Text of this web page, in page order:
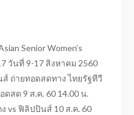
Senior Women’s
วันที่ 9-17 สิงหาคม 2560
ถ่ายทอดสดทาง ไทยรัฐทีวี
สด 9 ส.ค. 60 14.00 น.
vs ฟิลิปปินส์ 10 ส.ค. 60